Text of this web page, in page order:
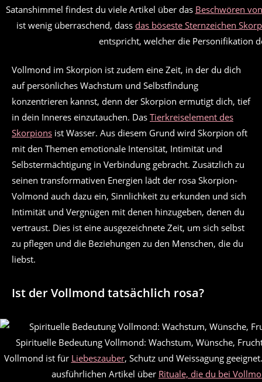
Satanshimmel findest du viele Artikel über das Beschwören
ist wenig überraschend, dass das böseste Sternzeichen
entspricht, welcher die Personifikation
Vollmond im Skorpion ist zudem eine Zeit, in der du dich
auf persönliches Wachstum und Selbstfindung
konzentrieren kannst, denn der Skorpion ermutigt dich, tief
in dein Inneres einzutauchen. Das Tierkreiselement des
Skorpions ist Wasser. Aus diesem Grund wird Skorpion oft
mit den Themen emotionale Intensität, Intimität und
Selbstermächtigung in Verbindung gebracht. Zusätzlich zu
seinen transformativen Energien lädt der rosa Skorpion-
Volmond auch dazu ein, Sinnlichkeit zu erkunden und sich
Intimität und Vergnügen mit denen hinzugeben, denen du
vertraust. Dies ist eine ausgezeichnete Zeit, um sich selbst
zu pflegen und die Beziehungen zu den Menschen, die du
liebst.
Ist der Vollmond tatsächlich rosa?
Spirituelle Bedeutung Vollmond: Wachstum, Wünsche,
Vollmond ist für Liebeszauber, Schutz und Weissagung
ausführlichen Artikel über Rituale, die du bei